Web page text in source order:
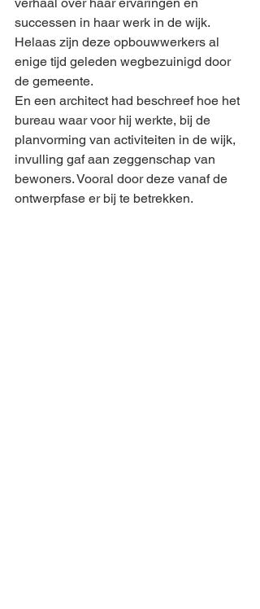
successen in haar werk in de wijk.
Helaas zijn deze opbouwwerkers al
enige tijd geleden wegbezuinigd door
de gemeente.
En een architect had beschreef hoe het
bureau waar voor hij werkte, bij de
planvorming van activiteiten in de wijk,
invulling gaf aan zeggenschap van
bewoners. Vooral door deze vanaf de
ontwerpfase er bij te betrekken.